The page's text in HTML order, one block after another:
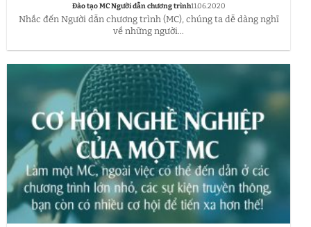
Đào tạo MC Người dẫn chương trình11.06.2020
Nhắc đến Người dẫn chương trình (MC), chúng ta dễ dàng nghĩ
về những người...